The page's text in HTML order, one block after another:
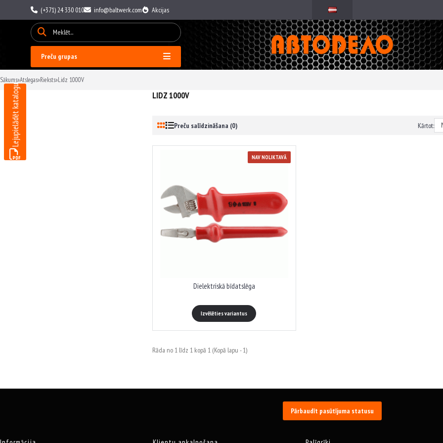
(+371) 24 330 010 info@baltwerk.com Akcijas
Preču grupas
Lejupielādēt katalogu
Sākums»Atslegas»Rieksts»Lidz 1000V
LIDZ 1000V
Preču salīdzināšana (0) Kārtot:
NAV NOLIKTAVĀ
Dielektriskā bīdatslēga
Izvēlēties variantus
Rāda no 1 līdz 1 kopā 1 (Kopā lapu - 1)
Pārbaudīt pasūtījuma statusu